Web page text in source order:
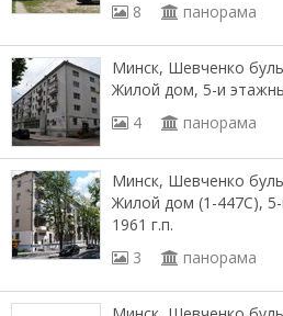
8
панорама
Минск, Шевченко
Жилой дом, 5-и
4
панорама
Минск, Шевченко
Жилой дом (1-447С),
1961 г.п.
3
панорама